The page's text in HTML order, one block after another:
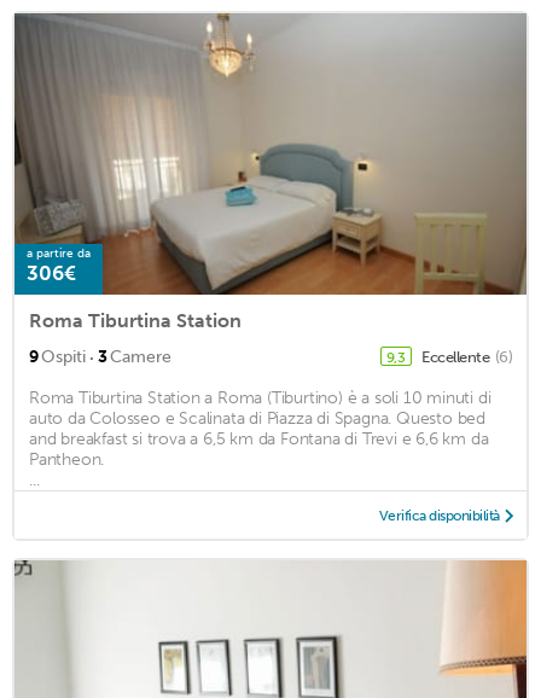
a partire da
306€
Roma Tiburtina Station
9Ospiti · 3Camere 9,3 Eccellente (6)
Roma Tiburtina Station a Roma (Tiburtino) è a soli 10 minuti di
auto da Colosseo e Scalinata di Piazza di Spagna. Questo bed
and breakfast si trova a 6,5 km da Fontana di Trevi e 6,6 km da
Pantheon.
...
Verifica disponibilità